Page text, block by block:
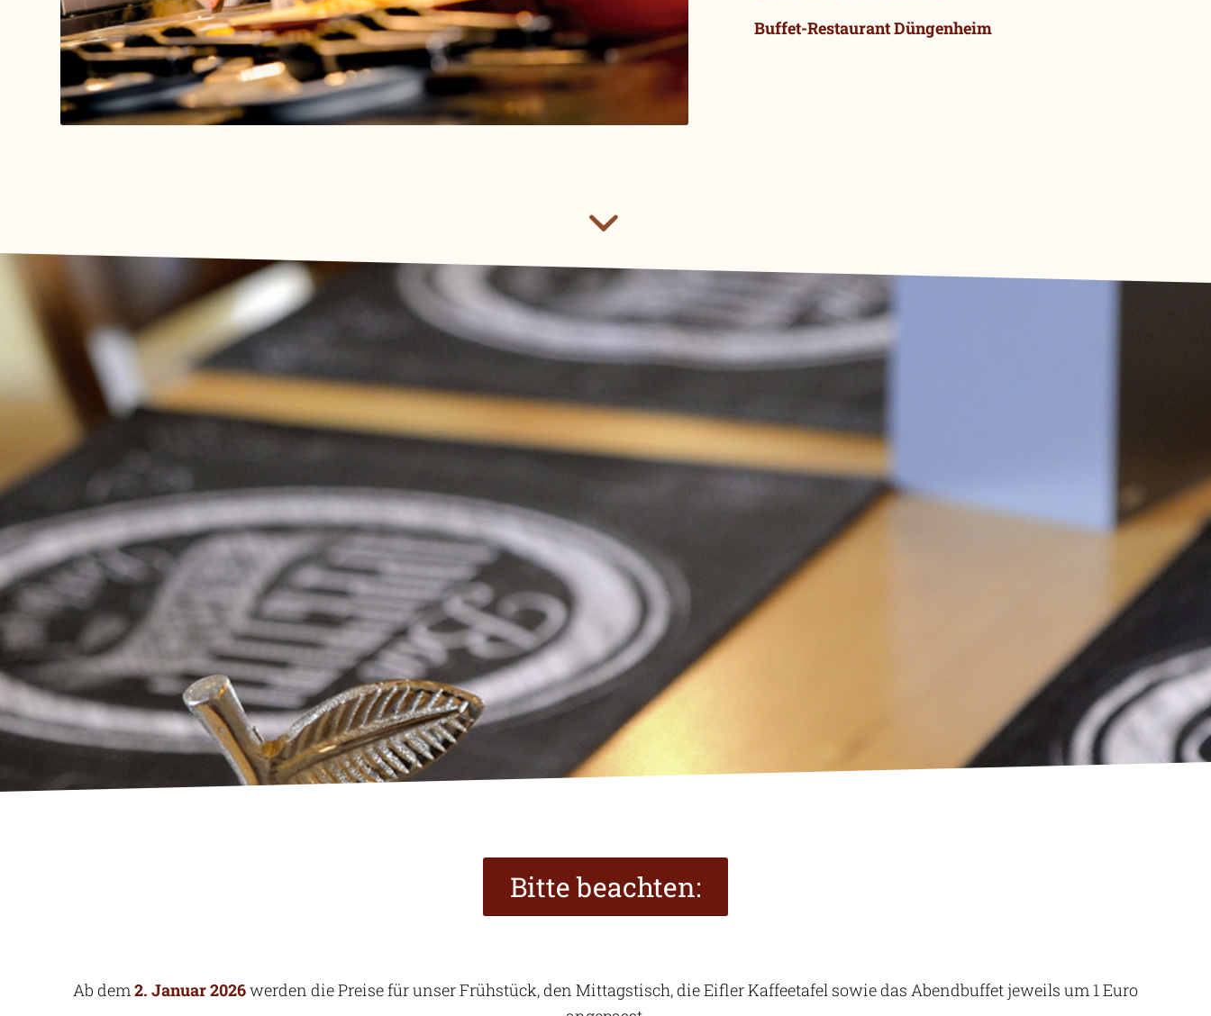
Buffet-Restaurant Düngenheim
Bitte beachten:
Ab dem2. Januar 2026werden die Preise für unser Frühstück, den Mittagstisch, die Eifler Kaffeetafel sowie das Abendbuffet jeweils um 1 Euro